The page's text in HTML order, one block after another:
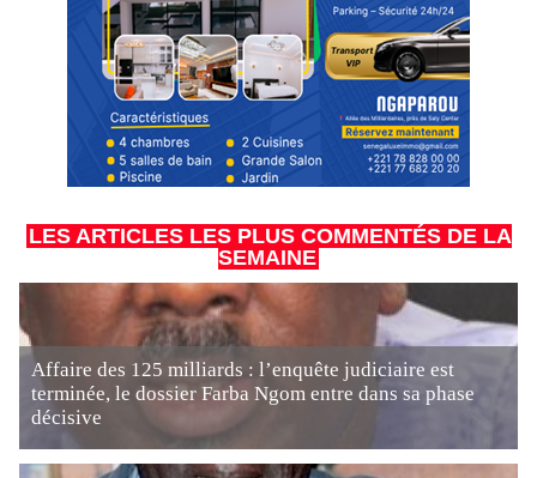
LES ARTICLES LES PLUS COMMENTÉS DE LA
SEMAINE
Affaire des 125 milliards : l’enquête judiciaire est
terminée, le dossier Farba Ngom entre dans sa phase
décisive